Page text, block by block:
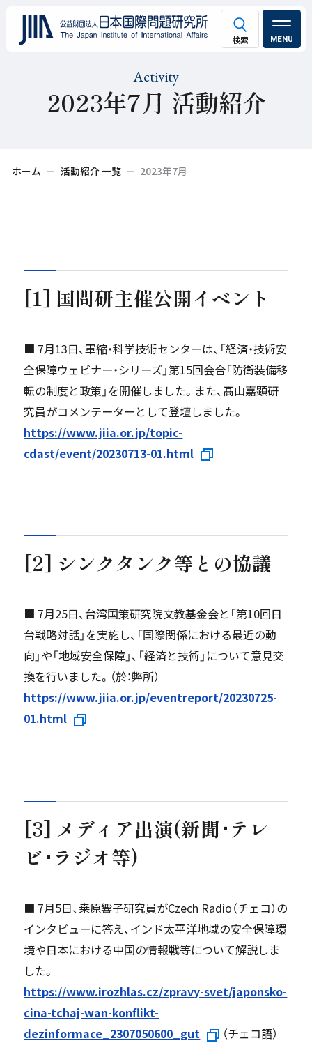
MENU
Activity
2023年7月 活動紹介
ホーム 活動紹介 一覧 2023年7月
[1] 国問研主催公開イベント
■ 7月13日、軍縮・科学技術センターは、「経済・技術安
全保障ウェビナー・シリーズ」第15回会合「防衛装備移
転の制度と政策」を開催しました。また、髙山嘉顕研
究員がコメンテーターとして登壇しました。
https://www.jiia.or.jp/topic-
cdast/event/20230713-01.html
[2] シンクタンク等との協議
■ 7月25日、台湾国策研究院文教基金会と「第10回日
台戦略対話」を実施し、「国際関係における最近の動
向」や「地域安全保障」、「経済と技術」について意見交
換を行いました。（於：弊所）
https://www.jiia.or.jp/eventreport/20230725-
01.html
[3] メディア出演(新聞･テレ
ビ･ラジオ等)
■ 7月5日、桒原響子研究員がCzech Radio（チェコ）の
インタビューに答え、インド太平洋地域の安全保障環
境や日本における中国の情報戦等について解説しま
した。
https://www.irozhlas.cz/zpravy-svet/japonsko-
cina-tchaj-wan-konflikt-
dezinformace_2307050600_gut
（チェコ語）